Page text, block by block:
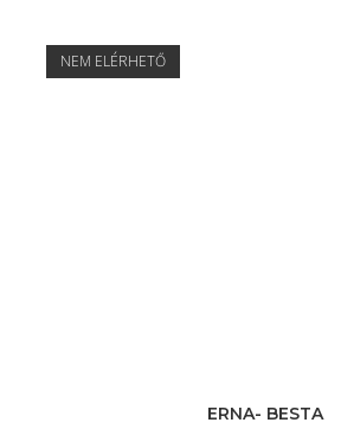
NEM ELÉRHETŐ
ERNA- BESTA